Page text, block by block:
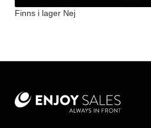
Finns i lager Nej